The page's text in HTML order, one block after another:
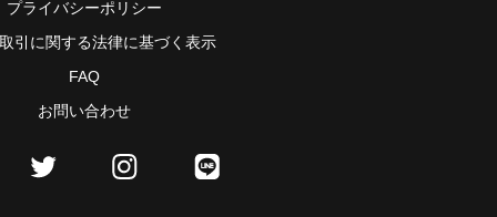
プライバシーポリシー
引に関する法律に基づく表示
FAQ
お問い合わせ